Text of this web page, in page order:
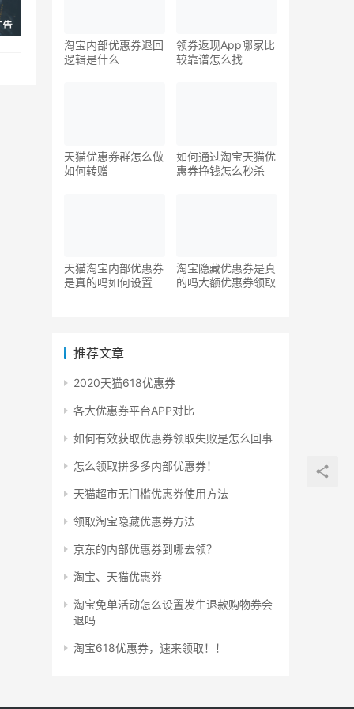
淘宝内部优惠券退回
逻辑是什么
领券返现App哪家比
较靠谱怎么找
天猫优惠券群怎么做
如何转赠
如何通过淘宝天猫优
惠券挣钱怎么秒杀
天猫淘宝内部优惠券
是真的吗如何设置
淘宝隐藏优惠券是真
的吗大额优惠券领取
推荐文章
2020天猫618优惠券
各大优惠券平台APP对比
如何有效获取优惠券领取失败是怎么回事
怎么领取拼多多内部优惠券！
天猫超市无门槛优惠券使用方法
领取淘宝隐藏优惠券方法
京东的内部优惠券到哪去领？
淘宝、天猫优惠券
淘宝免单活动怎么设置发生退款购物券会
退吗
淘宝618优惠券，速来领取！！